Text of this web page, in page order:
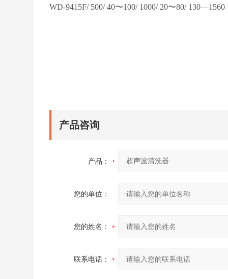
WD-9415F/ 500/ 40〜100/ 1000/ 20〜80/ 130—1560
产品咨询
产品：
您的单位：
您的姓名：
联系电话：